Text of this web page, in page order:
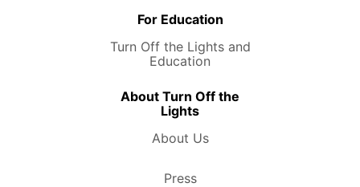
For Education
Turn Off the Lights and
Education
About Turn Off the
Lights
About Us
Press